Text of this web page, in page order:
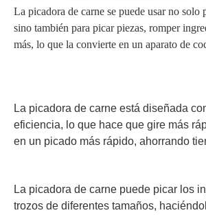
La picadora de carne se puede usar no solo
sino también para picar piezas, romper
más, lo que la convierte en un aparato de
La picadora de carne está diseñada
eficiencia, lo que hace que gire más
en un picado más rápido, ahorrando
La picadora de carne puede picar los
trozos de diferentes tamaños,